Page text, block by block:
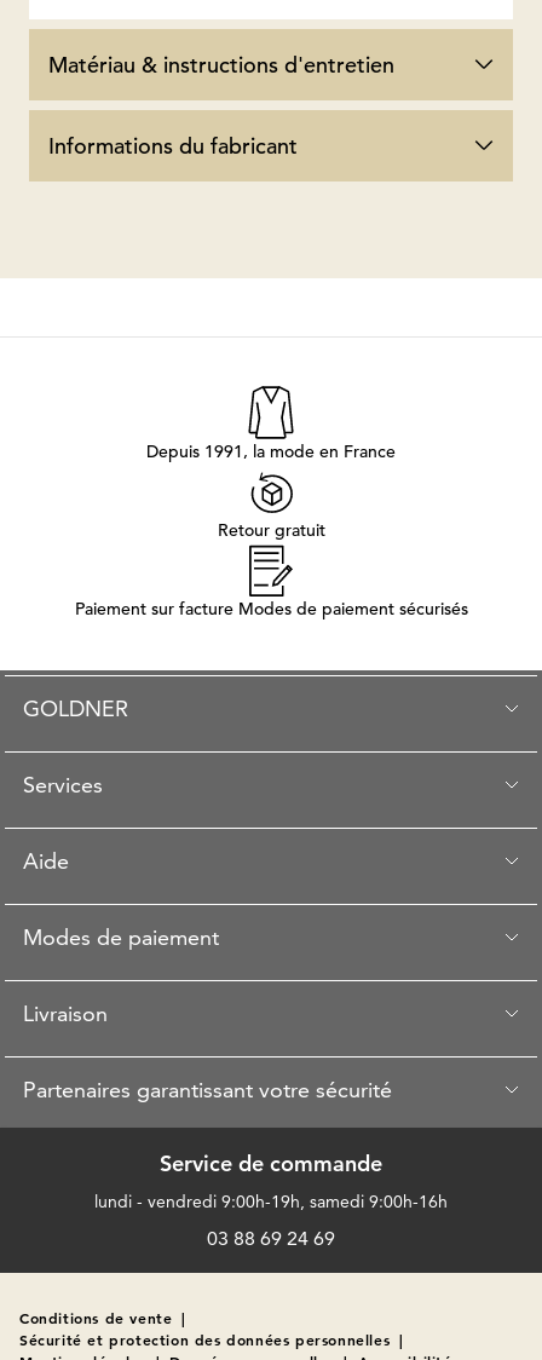
Matériau & instructions d'entretien
Informations du fabricant
Depuis 1991, la mode en France
Retour gratuit
Paiement sur facture Modes de paiement sécurisés
GOLDNER
Services
Aide
Modes de paiement
Livraison
Partenaires garantissant votre sécurité
Service de commande
lundi - vendredi 9:00h-19h, samedi 9:00h-16h
03 88 69 24 69
Conditions de vente |
Sécurité et protection des données personnelles |